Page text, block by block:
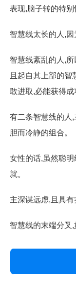
表现,脑子转的特别
智慧线太长的人,因
智慧线紊乱的人,
且起自其上部的智
敢进取,必能获得成
有二条智慧线的人
胆而冷静的组合。
女性的话,虽然聪
就。
主深谋远虑,且具有
智慧线的末端分叉,